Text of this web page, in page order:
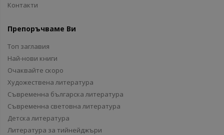
Контакти
Препоръчваме Ви
Топ заглавия
Най-нови книги
Очаквайте скоро
Художествена литература
Съвременна българска литература
Съвременна световна литература
Детска литература
Литература за тийнейджъри